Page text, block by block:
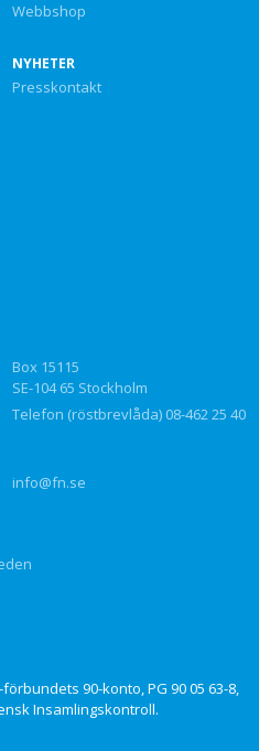
Webbshop
NYHETER
Presskontakt
Box 15115
SE-104 65 Stockholm
Telefon (röstbrevlåda) 08-462 25 40
info@fn.se
90-konto, PG 90 05 63-8,
Insamlingskontroll.